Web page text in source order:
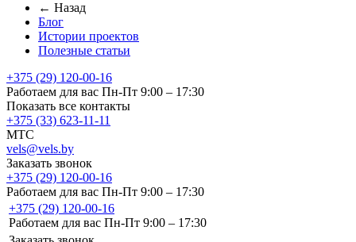
← Назад
Блог
Истории проектов
Полезные статьи
+375 (29) 120-00-16
Работаем для вас Пн-Пт 9:00 – 17:30
Показать все контакты
+375 (33) 623-11-11
MTC
vels@vels.by
Заказать звонок
+375 (29) 120-00-16
Работаем для вас Пн-Пт 9:00 – 17:30
+375 (29) 120-00-16
Работаем для вас Пн-Пт 9:00 – 17:30